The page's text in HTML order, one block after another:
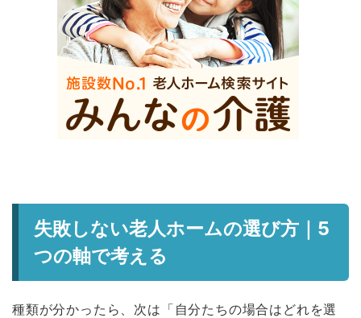
失敗しない老人ホームの選び方｜5
つの軸で考える
種類が分かったら、次は「自分たちの場合はどれを選